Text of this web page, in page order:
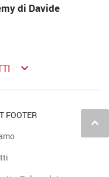
di Davide
keyboard_arrow_down
keyboard_arrow_up
FOOTER